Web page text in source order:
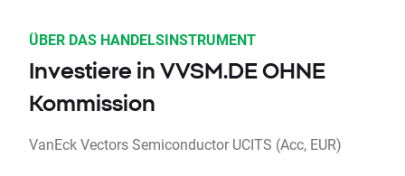
ÜBER DAS HANDELSINSTRUMENT
Investiere in VVSM.DE OHNE
Kommission
VanEck Vectors Semiconductor UCITS (Acc, EUR)